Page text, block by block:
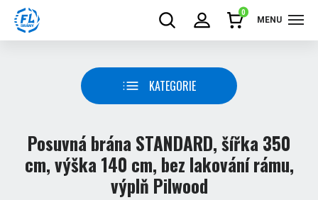
0
MENU
KATEGORIE
Posuvná brána STANDARD, šířka 350
cm, výška 140 cm, bez lakování rámu,
výplň Pilwood